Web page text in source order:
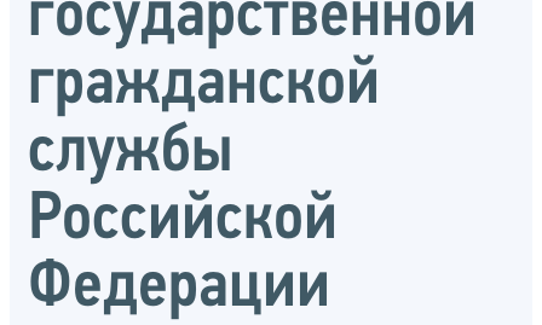
государственной
гражданской
службы
Российской
Федерации